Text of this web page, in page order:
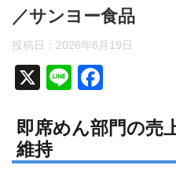
／サンヨー食品
投稿日： 2026年6月19日
X
Li
e
c
e
即席めん部門の売
維持